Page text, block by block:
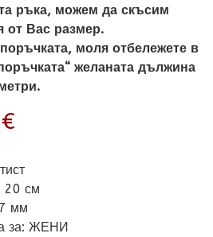
ръка, можем да скъсим
от Вас размер.
моля отбележете в
желаната дължина
20 см
7 мм
за: ЖЕНИ